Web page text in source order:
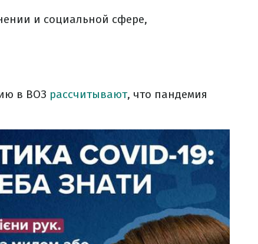
и социальной сфере,
в ВОЗ рассчитывают, что пандемия